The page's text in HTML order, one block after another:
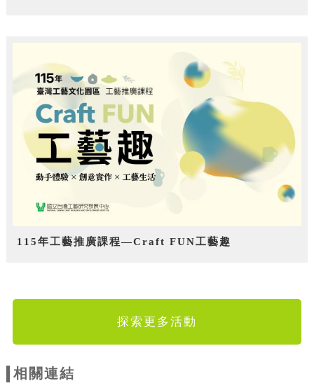
115年工藝推廣課程—Craft FUN工藝趣
探索更多活動
相關連結